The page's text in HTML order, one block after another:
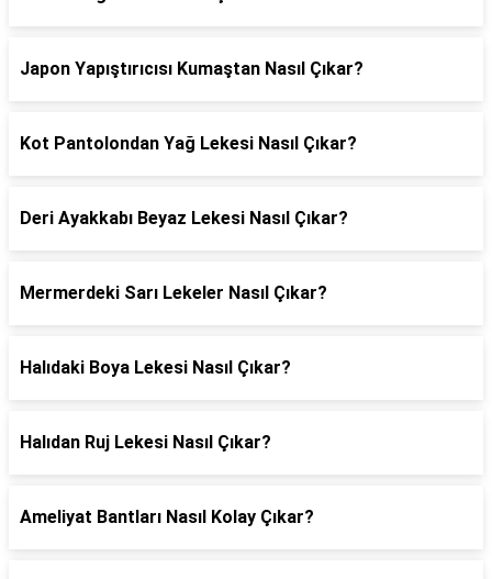
Japon Yapıştırıcısı Kumaştan Nasıl Çıkar?
Kot Pantolondan Yağ Lekesi Nasıl Çıkar?
Deri Ayakkabı Beyaz Lekesi Nasıl Çıkar?
Mermerdeki Sarı Lekeler Nasıl Çıkar?
Halıdaki Boya Lekesi Nasıl Çıkar?
Halıdan Ruj Lekesi Nasıl Çıkar?
Ameliyat Bantları Nasıl Kolay Çıkar?